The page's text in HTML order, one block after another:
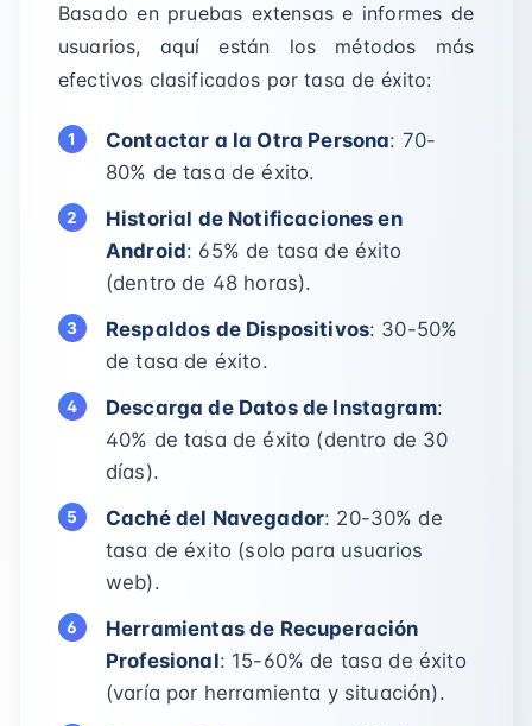
Basado en pruebas extensas e informes de
usuarios, aquí están los métodos más
efectivos clasificados por tasa de éxito:
Contactar a la Otra Persona: 70-
80% de tasa de éxito.
Historial de Notificaciones en
Android: 65% de tasa de éxito
(dentro de 48 horas).
Respaldos de Dispositivos: 30-50%
de tasa de éxito.
Descarga de Datos de Instagram:
40% de tasa de éxito (dentro de 30
días).
Caché del Navegador: 20-30% de
tasa de éxito (solo para usuarios
web).
Herramientas de Recuperación
Profesional: 15-60% de tasa de éxito
(varía por herramienta y situación).